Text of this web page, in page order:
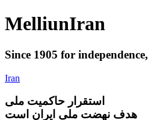
MelliunIran
Since 1905 for independence,
Iran
استقرار حاکميت ملی
هدف نهضت ملی ایران است